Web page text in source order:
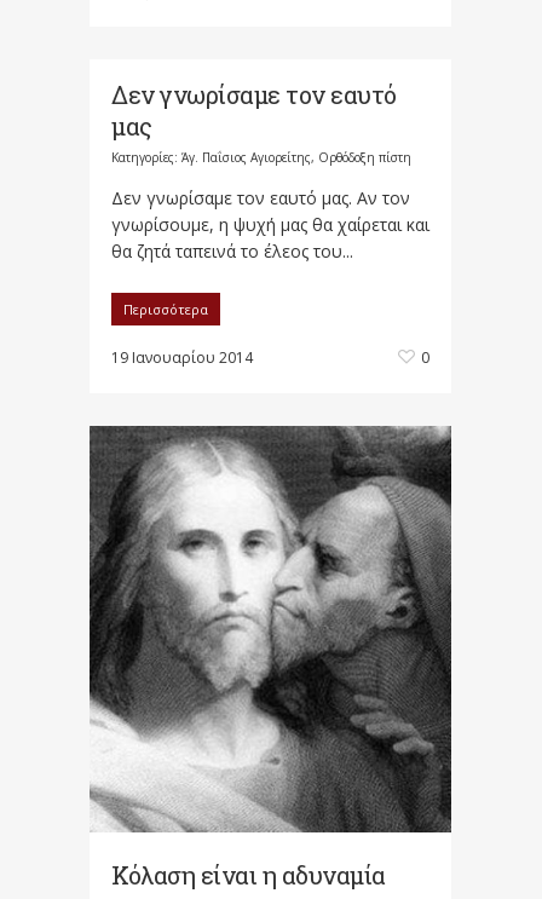
Δεν γνωρίσαμε τον εαυτό
μας
Κατηγορίες: Άγ. Παΐσιος Αγιορείτης, Ορθόδοξη πίστη
Δεν γνωρίσαμε τον εαυτό μας. Αν τον
γνωρίσουμε, η ψυχή μας θα χαίρεται και
θα ζητά ταπεινά το έλεος του...
Περισσότερα
19 Ιανουαρίου 2014 0
Κόλαση είναι η αδυναμία